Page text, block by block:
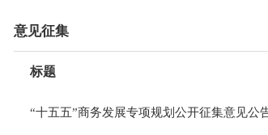
意见征集
标题
“十五五”商务发展专项规划公开征集意见公